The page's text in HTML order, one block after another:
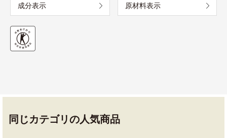
成分表示 原材料表示
同じカテゴリの人気商品